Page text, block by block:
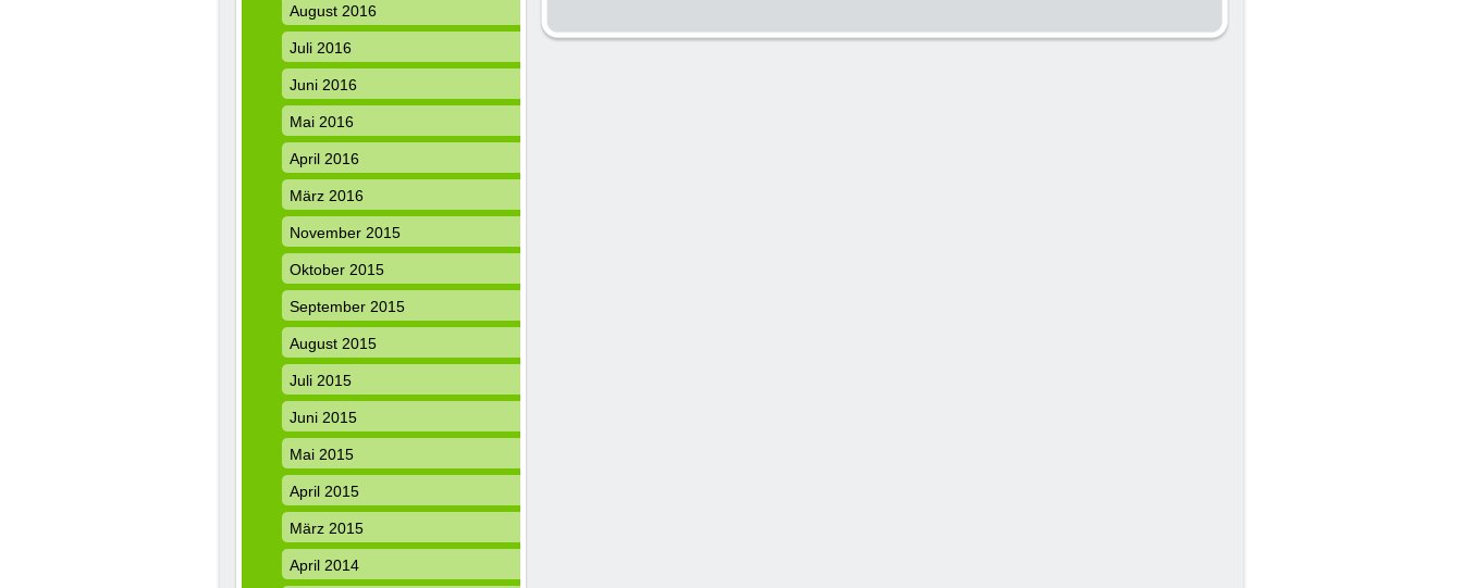
August 2016
Juli 2016
Juni 2016
Mai 2016
April 2016
März 2016
November 2015
Oktober 2015
September 2015
August 2015
Juli 2015
Juni 2015
Mai 2015
April 2015
März 2015
April 2014